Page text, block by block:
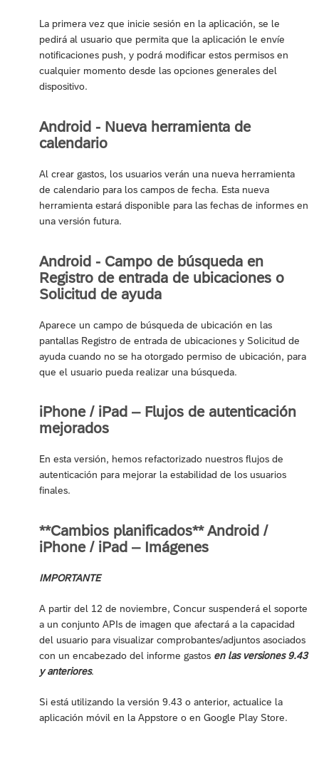
La primera vez que inicie sesión en la aplicación, se le
pedirá al usuario que permita que la aplicación le envíe
notificaciones push, y podrá modificar estos permisos en
cualquier momento desde las opciones generales del
dispositivo.
Android - Nueva herramienta de
calendario
Al crear gastos, los usuarios verán una nueva herramienta
de calendario para los campos de fecha. Esta nueva
herramienta estará disponible para las fechas de informes en
una versión futura.
Android - Campo de búsqueda en
Registro de entrada de ubicaciones o
Solicitud de ayuda
Aparece un campo de búsqueda de ubicación en las
pantallas Registro de entrada de ubicaciones y Solicitud de
ayuda cuando no se ha otorgado permiso de ubicación, para
que el usuario pueda realizar una búsqueda.
iPhone / iPad – Flujos de autenticación
mejorados
En esta versión, hemos refactorizado nuestros flujos de
autenticación para mejorar la estabilidad de los usuarios
finales.
**Cambios planificados** Android /
iPhone / iPad – Imágenes
IMPORTANTE
A partir del 12 de noviembre, Concur suspenderá el soporte
a un conjunto APIs de imagen que afectará a la capacidad
del usuario para visualizar comprobantes/adjuntos asociados
con un encabezado del informe gastos en las versiones 9.43
y anteriores.
Si está utilizando la versión 9.43 o anterior, actualice la
aplicación móvil en la Appstore o en Google Play Store.